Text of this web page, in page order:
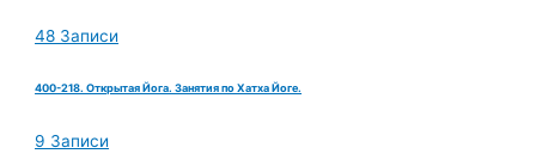
48 Записи
400-218. Открытая Йога. Занятия по Хатха Йоге.
9 Записи